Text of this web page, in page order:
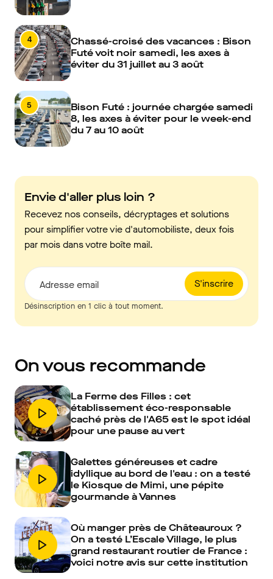
4
Chassé-croisé des vacances : Bison
Futé voit noir samedi, les axes à
éviter du 31 juillet au 3 août
5
Bison Futé : journée chargée samedi
8, les axes à éviter pour le week-end
du 7 au 10 août
Envie d'aller plus loin ?
Recevez nos conseils, décryptages et solutions
pour simplifier votre vie d'automobiliste, deux fois
par mois dans votre boîte mail.
S'inscrire
Adresse email
Désinscription en 1 clic à tout moment.
On vous recommande
La Ferme des Filles : cet
établissement éco-responsable
caché près de l'A65 est le spot idéal
pour une pause au vert
Galettes généreuses et cadre
idyllique au bord de l'eau : on a testé
le Kiosque de Mimi, une pépite
gourmande à Vannes
Où manger près de Châteauroux ?
On a testé L’Escale Village, le plus
grand restaurant routier de France :
voici notre avis sur cette institution